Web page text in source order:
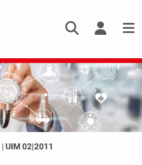
|UIM 02|2011